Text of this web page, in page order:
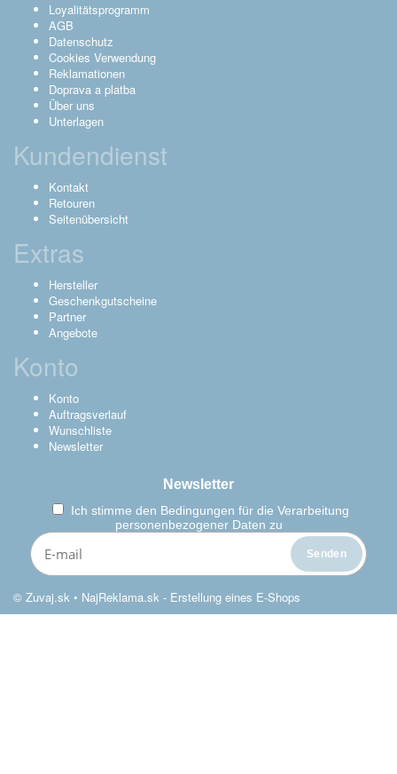
Loyalitätsprogramm
AGB
Datenschutz
Cookies Verwendung
Reklamationen
Doprava a platba
Über uns
Unterlagen
Kundendienst
Kontakt
Retouren
Seitenübersicht
Extras
Hersteller
Geschenkgutscheine
Partner
Angebote
Konto
Konto
Auftragsverlauf
Wunschliste
Newsletter
Newsletter
Ich stimme den Bedingungen für die Verarbeitung
personenbezogener Daten zu
© Zuvaj.sk • NajReklama.sk - Erstellung eines E-Shops